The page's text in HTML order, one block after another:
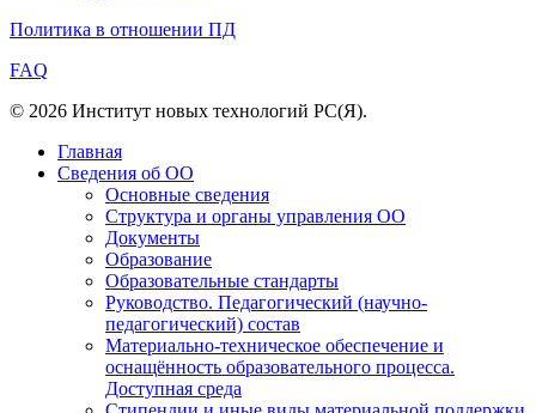
Политика в отношении ПД
FAQ
© 2026 Институт новых технологий РС(Я).
Главная
Сведения об ОО
Основные сведения
Структура и органы управления ОО
Документы
Образование
Образовательные стандарты
Руководство. Педагогический (научно-
педагогический) состав
Материально-техническое обеспечение и
оснащённость образовательного процесса.
Доступная среда